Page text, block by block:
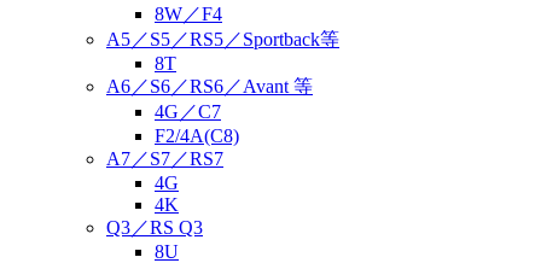
8W／F4
A5／S5／RS5／Sportback等
8T
A6／S6／RS6／Avant 等
4G／C7
F2/4A(C8)
A7／S7／RS7
4G
4K
Q3／RS Q3
8U